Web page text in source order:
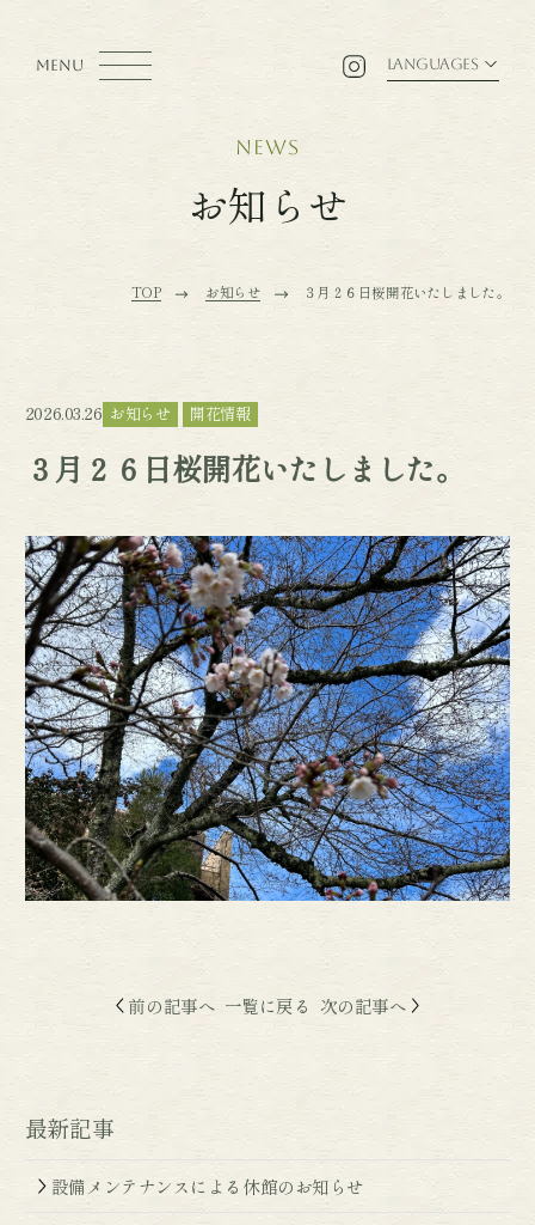
MENU LANGUAGES
お知らせ
news
TOP お知らせ ３月２６日桜開花いたしました。
2026.03.26 お知らせ 開花情報
３月２６日桜開花いたしました。
前の記事へ 一覧に戻る 次の記事へ
最新記事
設備メンテナンスによる休館のお知らせ